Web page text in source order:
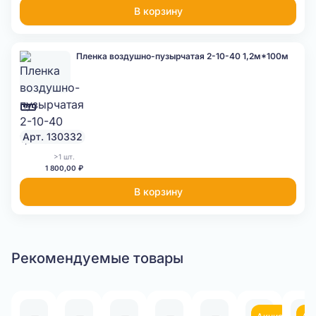
В корзину
Пленка воздушно-пузырчатая 2-10-40 1,2м*100м
Арт. 130332
>1 шт.
1 800,00 ₽
В корзину
Рекомендуемые товары